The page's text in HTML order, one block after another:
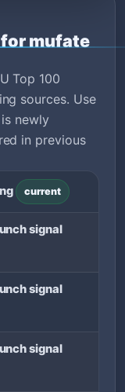
mufate
Top 100
sources. Use
newly
in previous
current
signal
signal
signal